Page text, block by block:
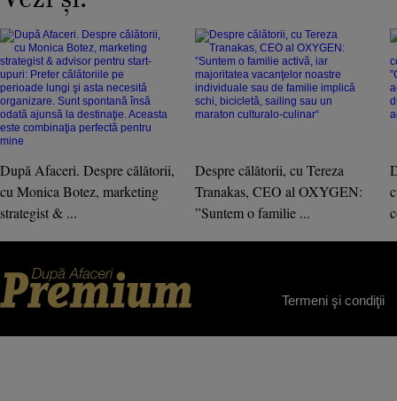
După Afaceri. Despre călătorii,
cu Monica Botez, marketing
strategist & ...
Despre călătorii, cu Tereza
Tranakas, CEO al OXYGEN:
”Suntem o familie ...
Termeni şi condiţii